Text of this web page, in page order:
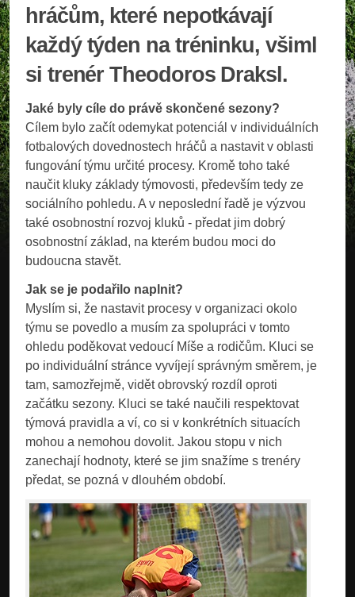
hráčům, které nepotkávají
každý týden na tréninku, všiml
si trenér Theodoros Draksl.
Jaké byly cíle do právě skončené sezony?
Cílem bylo začít odemykat potenciál v individuálních
fotbalových dovednostech hráčů a nastavit v oblasti
fungování týmu určité procesy. Kromě toho také
naučit kluky základy týmovosti, především tedy ze
sociálního pohledu. A v neposlední řadě je výzvou
také osobnostní rozvoj kluků - předat jim dobrý
osobnostní základ, na kterém budou moci do
budoucna stavět.
Jak se je podařilo naplnit?
Myslím si, že nastavit procesy v organizaci okolo
týmu se povedlo a musím za spolupráci v tomto
ohledu poděkovat vedoucí Míše a rodičům. Kluci se
po individuální stránce vyvíjejí správným směrem, je
tam, samozřejmě, vidět obrovský rozdíl oproti
začátku sezony. Kluci se také naučili respektovat
týmová pravidla a ví, co si v konkrétních situacích
mohou a nemohou dovolit. Jakou stopu v nich
zanechají hodnoty, které se jim snažíme s trenéry
předat, se pozná v dlouhém období.